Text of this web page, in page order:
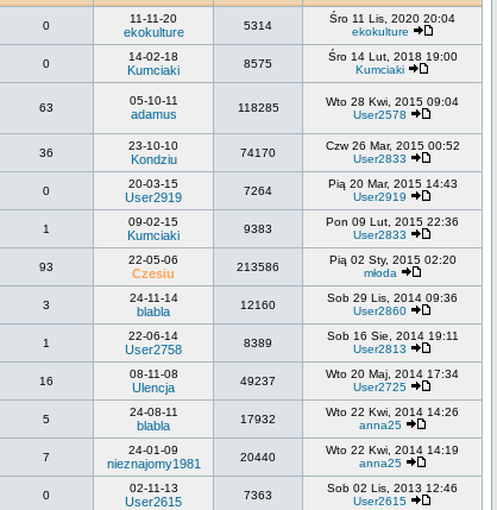
0
11-11-20
ekokulture 5314
Śro 11 Lis, 2020 20:04
ekokulture
0
14-02-18
Kumciaki 8575
Śro 14 Lut, 2018 19:00
Kumciaki
63
05-10-11
adamus 118285
Wto 28 Kwi, 2015 09:04
User2578
36
23-10-10
Kondziu 74170
Czw 26 Mar, 2015 00:52
User2833
0
20-03-15
User2919 7264
Pią 20 Mar, 2015 14:43
User2919
1
09-02-15
Kumciaki 9383
Pon 09 Lut, 2015 22:36
User2833
93
22-05-06
Czesiu 213586
Pią 02 Sty, 2015 02:20
młoda
3
24-11-14
blabla 12160
Sob 29 Lis, 2014 09:36
User2860
1
22-06-14
User2758 8389
Sob 16 Sie, 2014 19:11
User2813
16
08-11-08
Ulencja 49237
Wto 20 Maj, 2014 17:34
User2725
5
24-08-11
blabla 17932
Wto 22 Kwi, 2014 14:26
anna25
7
24-01-09
nieznajomy1981 20440
Wto 22 Kwi, 2014 14:19
anna25
0
02-11-13
User2615 7363
Sob 02 Lis, 2013 12:46
User2615